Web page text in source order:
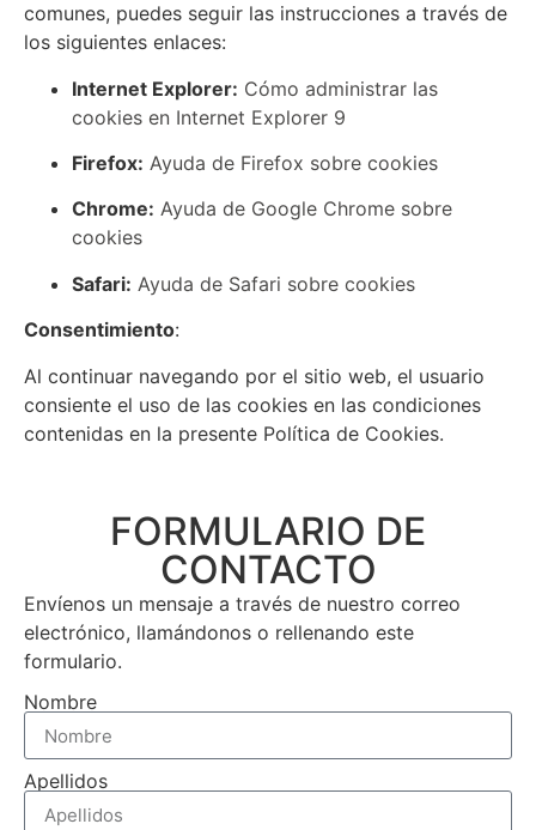
comunes, puedes seguir las instrucciones a través de
los siguientes enlaces:
Internet Explorer: Cómo administrar las
cookies en Internet Explorer 9
Firefox: Ayuda de Firefox sobre cookies
Chrome: Ayuda de Google Chrome sobre
cookies
Safari: Ayuda de Safari sobre cookies
Consentimiento:
Al continuar navegando por el sitio web, el usuario
consiente el uso de las cookies en las condiciones
contenidas en la presente Política de Cookies.
FORMULARIO DE
CONTACTO
Envíenos un mensaje a través de nuestro correo
electrónico, llamándonos o rellenando este
formulario.
Nombre
Apellidos